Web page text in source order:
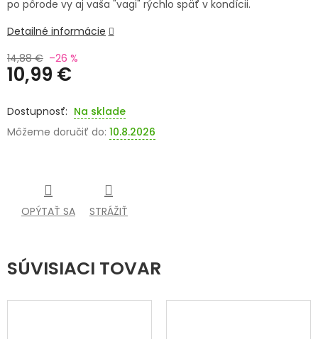
Prihlásenie
14,88 € –26 %
10,99 €
cena:
Na sklade
Môžeme doručiť do: 10.8.2026
po pôrode vy aj vaša "vagi" rýchlo späť v kondícii.
Detailné informácie
OPÝTAŤ SA STRÁŽIŤ
SÚVISIACI TOVAR